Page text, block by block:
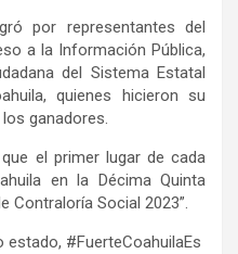
por representantes del
a la Información Pública,
del Sistema Estatal
quienes hicieron su
ganadores.
el primer lugar de cada
en la Décima Quinta
Contraloría Social 2023”.
#FuerteCoahuilaEs